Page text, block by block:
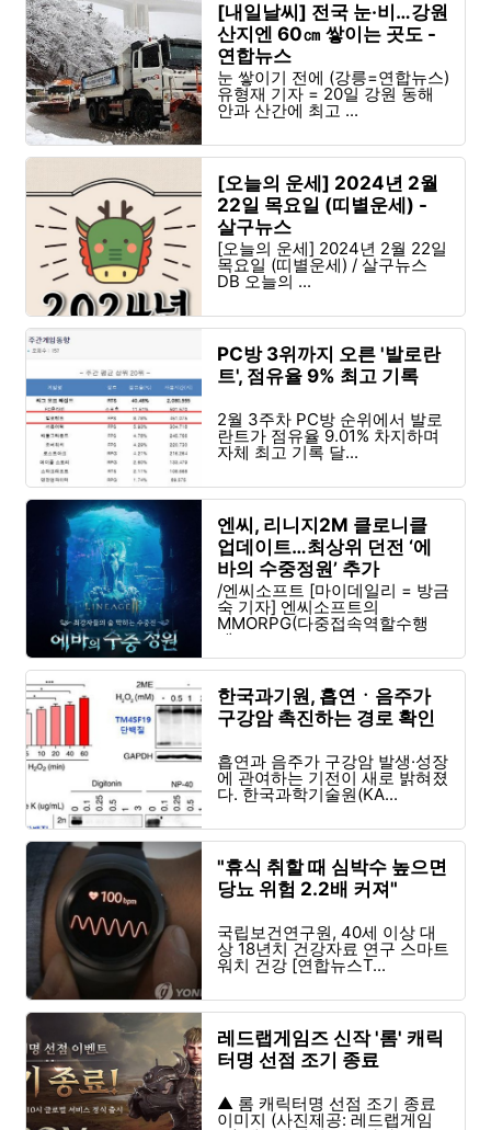
[내일날씨] 전국 눈·비…강원
산지엔 60㎝ 쌓이는 곳도 -
연합뉴스
눈 쌓이기 전에 (강릉=연합뉴스)
유형재 기자 = 20일 강원 동해
안과 산간에 최고 ...
[오늘의 운세] 2024년 2월
22일 목요일 (띠별운세) -
살구뉴스
[오늘의 운세] 2024년 2월 22일
목요일 (띠별운세) / 살구뉴스
DB 오늘의 ...
PC방 3위까지 오른 '발로란
트', 점유율 9% 최고 기록
2월 3주차 PC방 순위에서 발로
란트가 점유율 9.01% 차지하며
자체 최고 기록 달...
엔씨, 리니지2M 클로니클
업데이트…최상위 던전 ‘에
바의 수중정원’ 추가
/엔씨소프트 [마이데일리 = 방금
숙 기자] 엔씨소프트의
MMORPG(다중접속역할수행
게...
한국과기원, 흡연ㆍ음주가
구강암 촉진하는 경로 확인
흡연과 음주가 구강암 발생·성장
에 관여하는 기전이 새로 밝혀졌
다. 한국과학기술원(KA...
"휴식 취할 때 심박수 높으면
당뇨 위험 2.2배 커져"
국립보건연구원, 40세 이상 대
상 18년치 건강자료 연구 스마트
워치 건강 [연합뉴스T...
레드랩게임즈 신작 '롬' 캐릭
터명 선점 조기 종료
▲ 롬 캐릭터명 선점 조기 종료
이미지 (사진제공: 레드랩게임